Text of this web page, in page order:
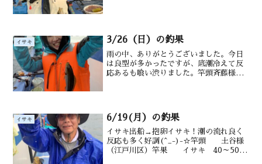
イサキ 3/26（日）の釣果
雨の中、ありがとうございました。今日
は良型が多かったですが、底潮冷えて反
応あるも喰い渋りました。竿頭斉藤様
イサキ 6/19(月）の釣果
イサキ出船→抱卵イサキ！潮の流れ良く
反応も多く好調(^_-)-☆竿頭 土谷様
（江戸川区）竿果 イサキ 40～50匹